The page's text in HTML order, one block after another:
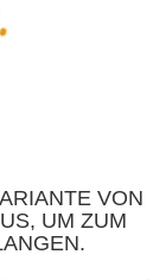
VON
UM ZUM